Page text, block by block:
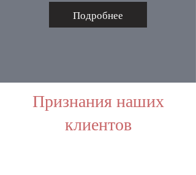
Подробнее
Признания наших
клиентов